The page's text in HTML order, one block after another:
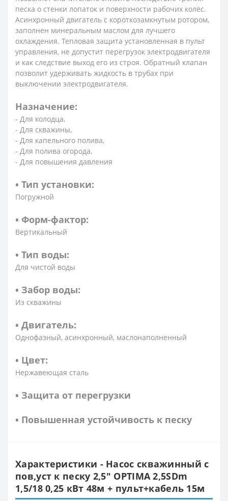
песка о стенки лопаток и поверхности рабочих колёс.
Асинхронный двигатель с короткозамкнутым ротором,
заполнен минеральным маслом для лучшего
охлаждения. Тепловая защита установленная в пульт
управления, не допустит перегрузок электродвигателя
и как следствие выход его из строя. Обратный клапан
позволит удерживать жидкость в трубах при
выключении электродвигателя.
Назначение:
- Для колодца,
- Для скважины,
- Для капельного полива,
- Для полива огорода,
- Для повышения давления
• Тип установки:
Погружной
• Форм-фактор:
Вертикальный
• Тип воды:
Для чистой воды
• Забор воды:
Из скважины
• Двигатель:
Однофазный, асинхронный, маслонаполненный
• Цвет:
Нержавеющая сталь
• Защита от перегрузки
• Повышенная устойчивость к песку
Характеристики - Насос скважинный с
пов,уст к песку 2,5″ OPTIMA 2,5SDm
1,5/18 0,25 кВт 48м + пульт+кабель 15м